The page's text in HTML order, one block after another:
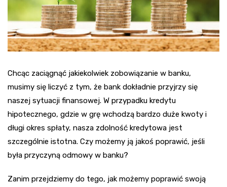
Chcąc zaciągnąć jakiekolwiek zobowiązanie w banku,
musimy się liczyć z tym, że bank dokładnie przyjrzy się
naszej sytuacji finansowej. W przypadku kredytu
hipotecznego, gdzie w grę wchodzą bardzo duże kwoty i
długi okres spłaty, nasza zdolność kredytowa jest
szczególnie istotna. Czy możemy ją jakoś poprawić, jeśli
była przyczyną odmowy w banku?
Zanim przejdziemy do tego, jak możemy poprawić swoją